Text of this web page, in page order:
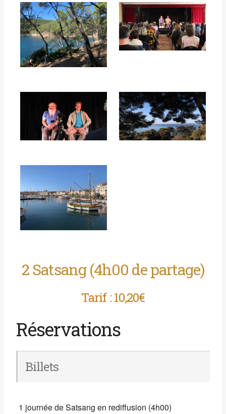
2 Satsang (4h00 de partage)
Tarif : 10,20€
Réservations
Billets
1 journée de Satsang en rediffusion (4h00)